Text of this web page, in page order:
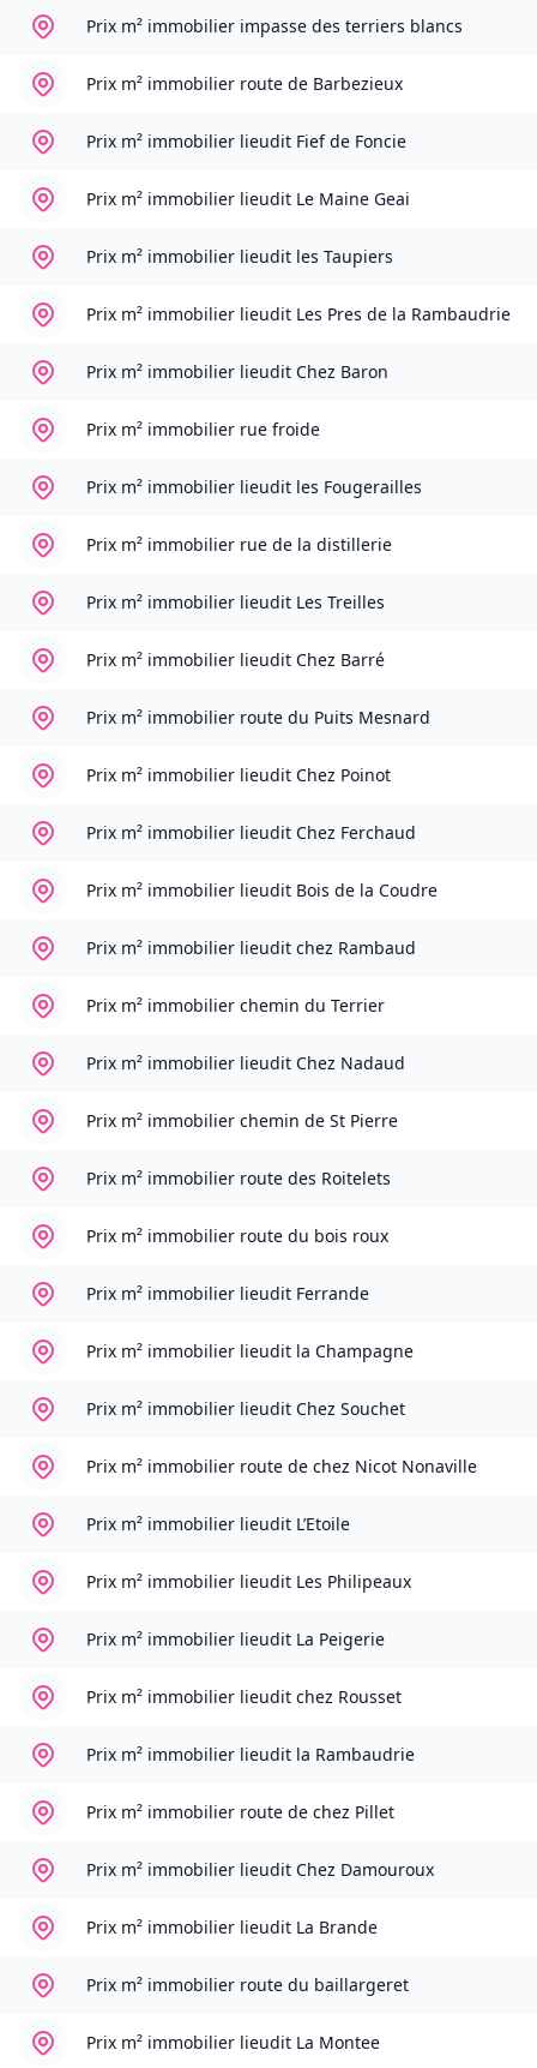
Prix m² immobilier impasse des terriers blancs
Prix m² immobilier route de Barbezieux
Prix m² immobilier lieudit Fief de Foncie
Prix m² immobilier lieudit Le Maine Geai
Prix m² immobilier lieudit les Taupiers
Prix m² immobilier lieudit Les Pres de la Rambaudrie
Prix m² immobilier lieudit Chez Baron
Prix m² immobilier rue froide
Prix m² immobilier lieudit les Fougerailles
Prix m² immobilier rue de la distillerie
Prix m² immobilier lieudit Les Treilles
Prix m² immobilier lieudit Chez Barré
Prix m² immobilier route du Puits Mesnard
Prix m² immobilier lieudit Chez Poinot
Prix m² immobilier lieudit Chez Ferchaud
Prix m² immobilier lieudit Bois de la Coudre
Prix m² immobilier lieudit chez Rambaud
Prix m² immobilier chemin du Terrier
Prix m² immobilier lieudit Chez Nadaud
Prix m² immobilier chemin de St Pierre
Prix m² immobilier route des Roitelets
Prix m² immobilier route du bois roux
Prix m² immobilier lieudit Ferrande
Prix m² immobilier lieudit la Champagne
Prix m² immobilier lieudit Chez Souchet
Prix m² immobilier route de chez Nicot Nonaville
Prix m² immobilier lieudit L’Etoile
Prix m² immobilier lieudit Les Philipeaux
Prix m² immobilier lieudit La Peigerie
Prix m² immobilier lieudit chez Rousset
Prix m² immobilier lieudit la Rambaudrie
Prix m² immobilier route de chez Pillet
Prix m² immobilier lieudit Chez Damouroux
Prix m² immobilier lieudit La Brande
Prix m² immobilier route du baillargeret
Prix m² immobilier lieudit La Montee